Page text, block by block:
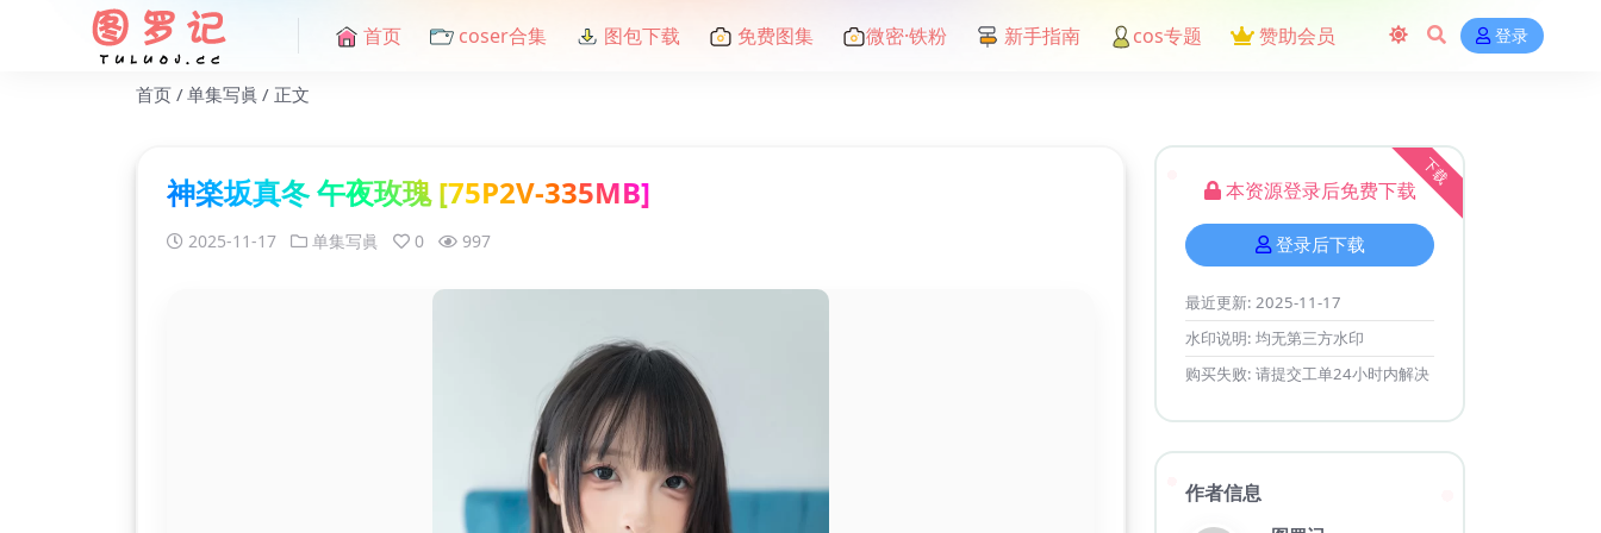
首页 coser合集 图包下载 免费图集 微密·铁粉 新手指南 cos专题 赞助会员 登录
首页 单集写眞 正文
神楽坂真冬 午夜玫瑰 [75P2V-335MB]
2025-11-17 单集写眞 0 997
下载
本资源登录后免费下载
登录后下载
最近更新: 2025-11-17
水印说明: 均无第三方水印
购买失败: 请提交工单24小时内解决
作者信息